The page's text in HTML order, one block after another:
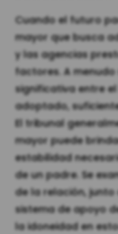
Cuando el futuro
mayor que busca
y las agencias
factores. A
significativa entre
adoptado,
El tribunal
mayor puede
estabilidad
de un padre. Se
de la relación,
sistema de apoyo
la idoneidad en